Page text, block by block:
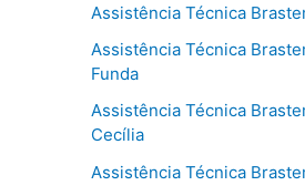
Assistência Técnica
Assistência Técnica
Funda
Assistência Técnica
Cecília
Assistência Técnica